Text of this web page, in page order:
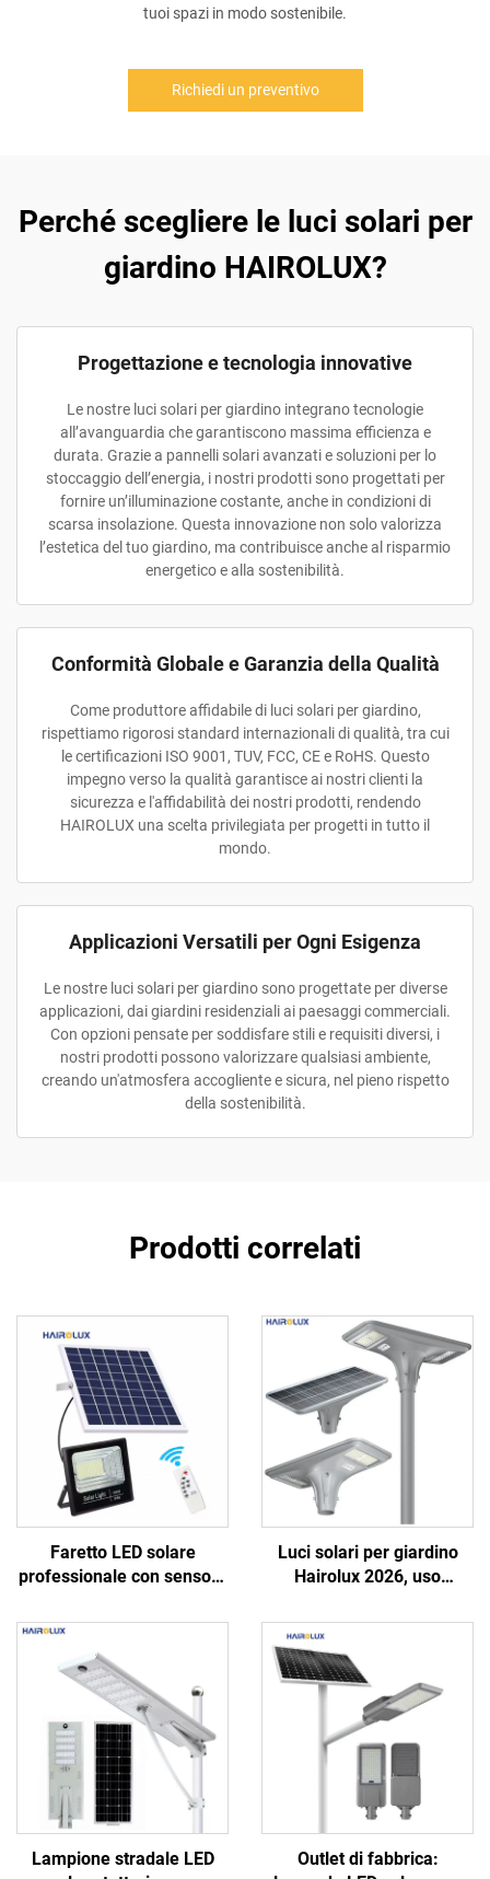
tuoi spazi in modo sostenibile.
Richiedi un preventivo
Perché scegliere le luci solari per
giardino HAIROLUX?
Progettazione e tecnologia innovative
Le nostre luci solari per giardino integrano tecnologie
all’avanguardia che garantiscono massima efficienza e
durata. Grazie a pannelli solari avanzati e soluzioni per lo
stoccaggio dell’energia, i nostri prodotti sono progettati per
fornire un’illuminazione costante, anche in condizioni di
scarsa insolazione. Questa innovazione non solo valorizza
l’estetica del tuo giardino, ma contribuisce anche al risparmio
energetico e alla sostenibilità.
Conformità Globale e Garanzia della Qualità
Come produttore affidabile di luci solari per giardino,
rispettiamo rigorosi standard internazionali di qualità, tra cui
le certificazioni ISO 9001, TUV, FCC, CE e RoHS. Questo
impegno verso la qualità garantisce ai nostri clienti la
sicurezza e l'affidabilità dei nostri prodotti, rendendo
HAIROLUX una scelta privilegiata per progetti in tutto il
mondo.
Applicazioni Versatili per Ogni Esigenza
Le nostre luci solari per giardino sono progettate per diverse
applicazioni, dai giardini residenziali ai paesaggi commerciali.
Con opzioni pensate per soddisfare stili e requisiti diversi, i
nostri prodotti possono valorizzare qualsiasi ambiente,
creando un'atmosfera accogliente e sicura, nel pieno rispetto
della sostenibilità.
Prodotti correlati
Faretto LED solare
professionale con sensore
telecomando e pannello
solare a ricarica rapida
Luci solari per giardino
Hairolux 2026, uso
decorative per esterni,
impermeabili
Lampione stradale LED
Outlet di fabbrica: